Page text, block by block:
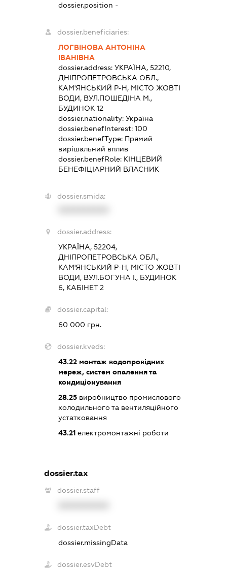
dossier.position -
dossier.beneficiaries:
ЛОГВІНОВА АНТОНІНА
ІВАНІВНА
dossier.address: УКРАЇНА, 52210,
ДНІПРОПЕТРОВСЬКА ОБЛ.,
КАМ'ЯНСЬКИЙ Р-Н, МІСТО ЖОВТІ
ВОДИ, ВУЛ.ПОШЕДІНА М.,
БУДИНОК 12
dossier.nationality: Україна
dossier.benefInterest: 100
dossier.benefType: Прямий
вирішальний вплив
dossier.benefRole: КІНЦЕВИЙ
БЕНЕФІЦІАРНИЙ ВЛАСНИК
dossier.smida:
dossier.address:
УКРАЇНА, 52204,
ДНІПРОПЕТРОВСЬКА ОБЛ.,
КАМ'ЯНСЬКИЙ Р-Н, МІСТО ЖОВТІ
ВОДИ, ВУЛ.БОГУНА І., БУДИНОК
6, КАБІНЕТ 2
dossier.capital:
60 000 грн.
dossier.kveds:
43.22монтаж водопровідних
мереж, систем опалення та
кондиціонування
28.25виробництво промислового
холодильного та вентиляційного
устатковання
43.21електромонтажні роботи
dossier.tax
dossier.staff
dossier.taxDebt
dossier.missingData
dossier.esvDebt